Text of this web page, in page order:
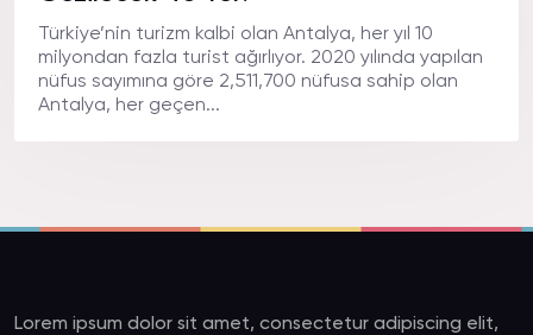
Türkiye’nin turizm kalbi olan Antalya, her yıl 10
milyondan fazla turist ağırlıyor. 2020 yılında yapılan
nüfus sayımına göre 2,511,700 nüfusa sahip olan
Antalya, her geçen...
Lorem ipsum dolor sit amet, consectetur adipiscing elit,